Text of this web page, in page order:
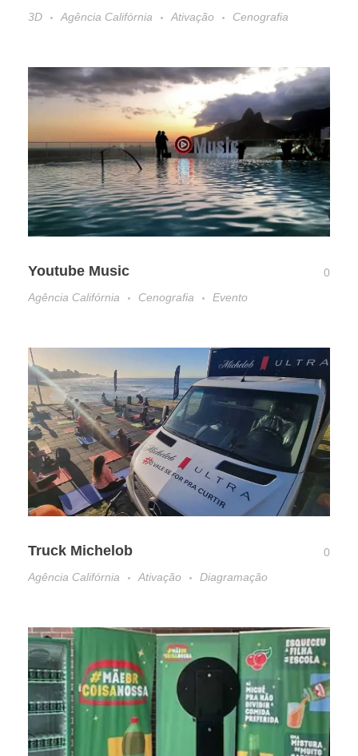
3D
Agência Califórnia Ativação Cenografia
Youtube Music
0
Agência Califórnia
Cenografia Evento
Truck Michelob
0
Agência Califórnia
Ativação Diagramação